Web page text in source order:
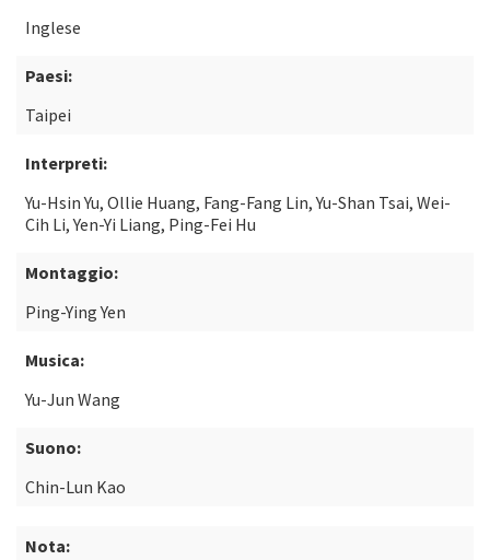
Inglese
Paesi:
Taipei
Interpreti:
Yu-Hsin Yu, Ollie Huang, Fang-Fang Lin, Yu-Shan Tsai, Wei-
Cih Li, Yen-Yi Liang, Ping-Fei Hu
Montaggio:
Ping-Ying Yen
Musica:
Yu-Jun Wang
Suono:
Chin-Lun Kao
Nota: